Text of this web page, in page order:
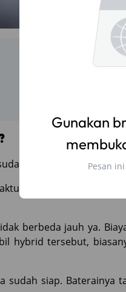
rusak biaya
itu pernah ganti
berbeda jauh ya.
hybrid tersebut,
sudah siap. Baterainya